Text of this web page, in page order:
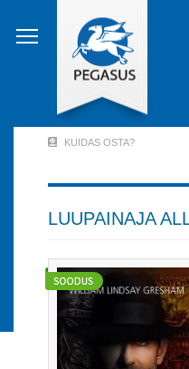
edasi
põhisisu
Account
Menu
out)
KUIDAS OSTA?
LUUPAINAJA